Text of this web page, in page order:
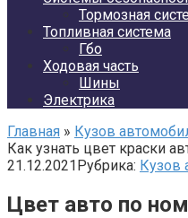
Тормозная
Топливная система
Гбо
Ходовая часть
Шины
Электрика
Главная » Кузов
Как узнать цвет краски
21.12.2021Рубрика: Кузов
Цвет авто по